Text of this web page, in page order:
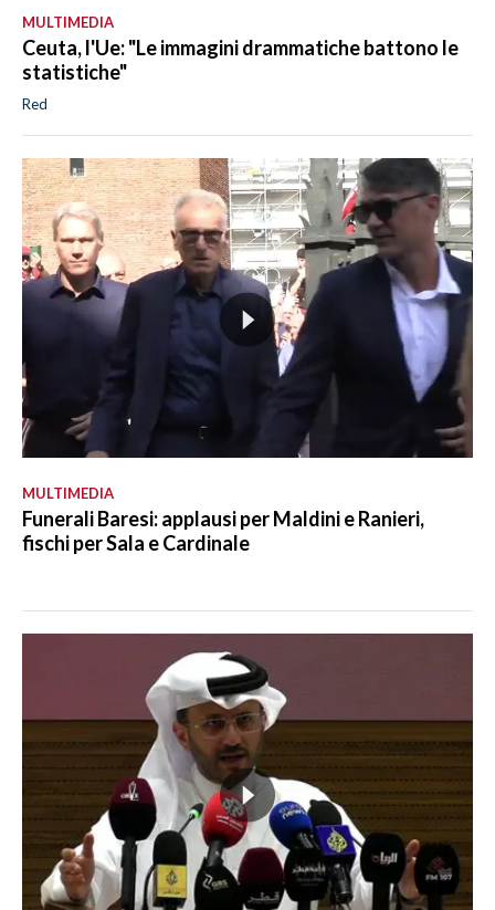
MULTIMEDIA
Ceuta, l'Ue: "Le immagini drammatiche battono le
statistiche"
Red
MULTIMEDIA
Funerali Baresi: applausi per Maldini e Ranieri,
fischi per Sala e Cardinale